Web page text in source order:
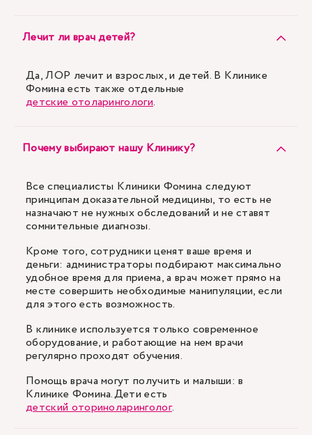
Лечит ли врач детей?
Да, ЛОР лечит и взрослых, и детей. В Клинике
Фомина есть также отдельные
детские отоларингологи.
Почему выбирают нашу Клинику?
Все специалисты Клиники Фомина следуют
принципам доказательной медицины, то есть не
назначают не нужных обследований и не ставят
сомнительные диагнозы.
Кроме того, сотрудники ценят ваше время и
деньги: администраторы подбирают максимально
удобное время для приема, а врач может прямо на
месте совершить необходимые манипуляции, если
для этого есть возможность.
В клинике используется только современное
оборудование, и работающие на нем врачи
регулярно проходят обучения.
Помощь врача могут получить и малыши: в
Клинике Фомина.Дети есть
детский оториноларинголог.